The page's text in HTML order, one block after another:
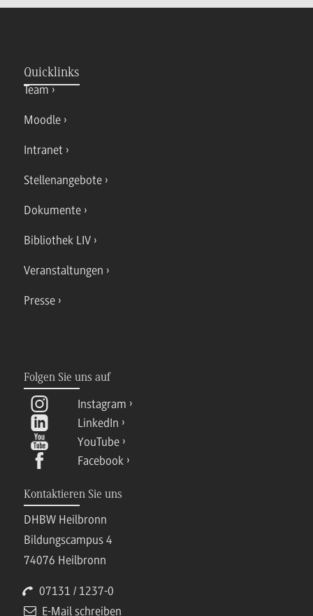
Quicklinks
Team
Moodle
Intranet
Stellenangebote
Dokumente
Bibliothek LIV
Veranstaltungen
Presse
Folgen Sie uns auf
Instagram
LinkedIn
YouTube
Facebook
Kontaktieren Sie uns
DHBW Heilbronn
Bildungscampus 4
74076 Heilbronn
07131 / 1237-0
E-Mail schreiben